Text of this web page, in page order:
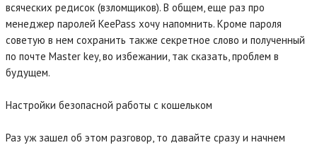
всяческих редисок (взломщиков). В общем, еще раз про
менеджер паролей KeePass хочу напомнить. Кроме пароля
советую в нем сохранить также секретное слово и полученный
по почте Master key, во избежании, так сказать, проблем в
будущем.
Настройки безопасной работы с кошельком
Раз уж зашел об этом разговор, то давайте сразу и начнем